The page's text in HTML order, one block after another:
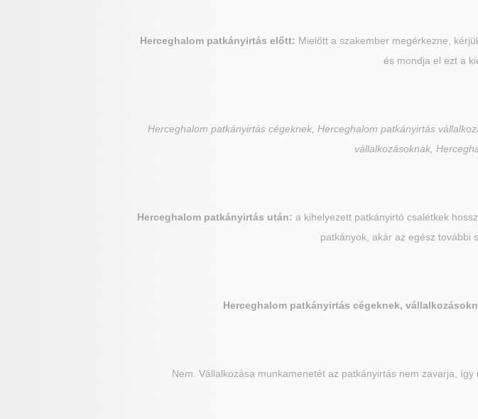
Herceghalompatkányirtás előtt: Mielőtt a szakember megérkezne,
és mondja el ezt a
Herceghalom patkányirtás cégeknek, Herceghalom patkányirtás
vállalkozásoknak,
Herceghalom patkányirtás után: a kihelyezett patkányirtó csalétkek
patkányok, akár az egész további
Herceghalompatkányirtás cégeknek,
Nem. Vállalkozása munkamenetét az patkányirtás nem zavarja,